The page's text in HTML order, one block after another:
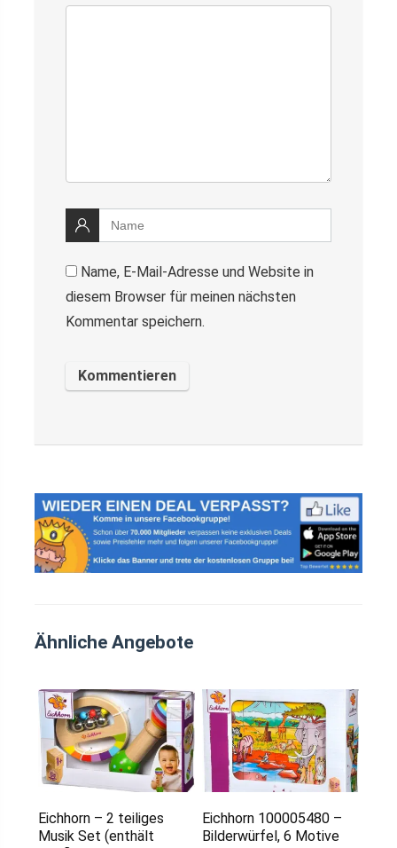
Name, E-Mail-Adresse und Website in
diesem Browser für meinen nächsten
Kommentar speichern.
Ähnliche Angebote
Eichhorn – 2 teiliges
Musik Set (enthält
Eichhorn 100005480 –
Bilderwürfel, 6 Motive